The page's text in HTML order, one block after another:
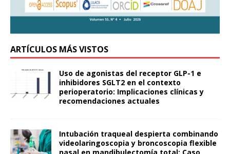
ARTÍCULOS MÁS VISTOS
Uso de agonistas del receptor GLP-1 e
inhibidores SGLT2 en el contexto
perioperatorio: Implicaciones clínicas y
recomendaciones actuales
Intubación traqueal despierta combinando
videolaringoscopia y broncoscopia flexible